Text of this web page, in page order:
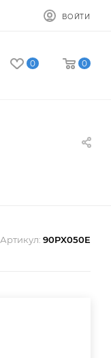
ВОЙТИ
0 0
Артикул: 90PX050E